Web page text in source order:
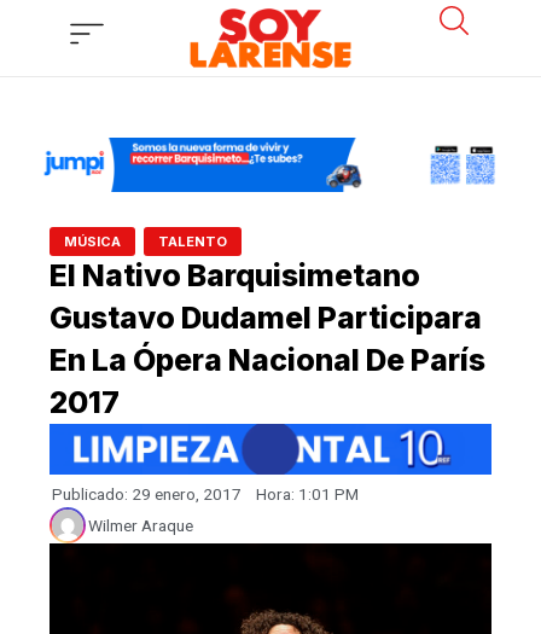
MÚSICA TALENTO
El Nativo Barquisimetano
Gustavo Dudamel Participara
En La Ópera Nacional De París
2017
Publicado: 29 enero, 2017 Hora: 1:01 PM
Wilmer Araque